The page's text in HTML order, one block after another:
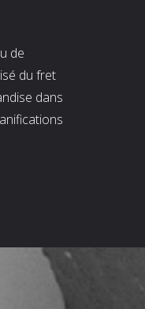
de
du fret
dans